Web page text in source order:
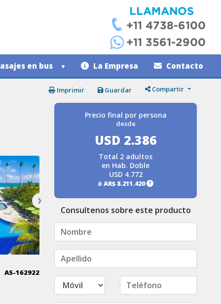
en bus La Empresa Contacto
Imprimir Guardar Compartir
AS-162922
Precio final por persona
desde
USD 2.386
Total 2 adultos
en Hab. Doble
USD 4.772
óAR$ 8.211.420
Consultenos sobre este producto